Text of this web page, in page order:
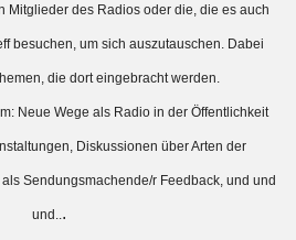
Mitglieder des Radios oder die, die es auch
besuchen, um sich auszutauschen. Dabei
die dort eingebracht werden.
Neue Wege als Radio in der Öffentlichkeit
Diskussionen über Arten der
Sendungsmachende/r Feedback, und und
und.. .